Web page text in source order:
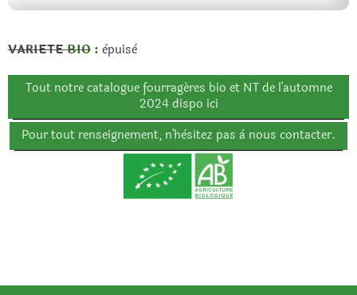
VARIETEBIO : èpuisè
Tout notre catalogue fourragéres bio et NT de l'automne
2024 dispo ici
Pour tout renseignement, n'hèsitez pas à nous contacter.